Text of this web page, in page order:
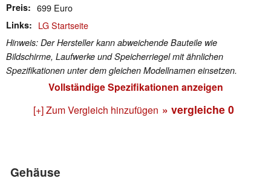
Preis 699 Euro
Links LG Startseite
Hinweis: Der Hersteller kann abweichende Bauteile wie
Bildschirme, Laufwerke und Speicherriegel mit ähnlichen
Spezifikationen unter dem gleichen Modellnamen einsetzen.
Vollständige Spezifikationen anzeigen
[+] Zum Vergleich hinzufügen » vergleiche 0
Gehäuse